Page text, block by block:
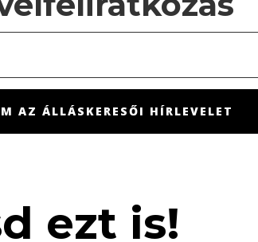
AZ ÁLLÁSKERESŐI HÍRLEVELET
ezt is!